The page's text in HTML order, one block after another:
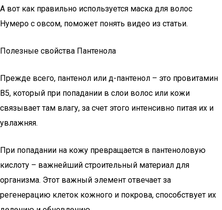
А вот как правильно используется маска для волос
Нумеро с овсом, поможет понять видео из статьи.
Полезные свойства Пантенола
Прежде всего, пантенол или д-пантенол – это провитамин
В5, который при попадании в слои волос или кожи
связывает там влагу, за счет этого интенсивно питая их и
увлажняя.
При попадании на кожу превращается в пантеноловую
кислоту – важнейший строительный материал для
организма. Этот важный элемент отвечает за
регенерацию клеток кожного и покрова, способствует их